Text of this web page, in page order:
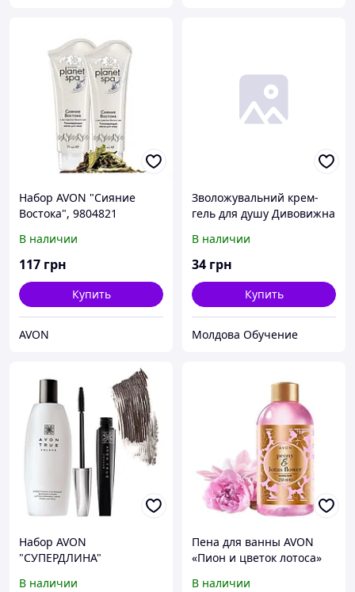
Набор AVON "Сияние
Востока", 9804821
В наличии
117 грн
Купить
AVON
Зволожувальний крем-
гель для душу Дивовижна
В наличии
34 грн
Купить
Молдова Обучение
Набор AVON
"СУПЕРДЛИНА"
В наличии
Пена для ванны AVON
«Пион и цветок лотоса»
В наличии